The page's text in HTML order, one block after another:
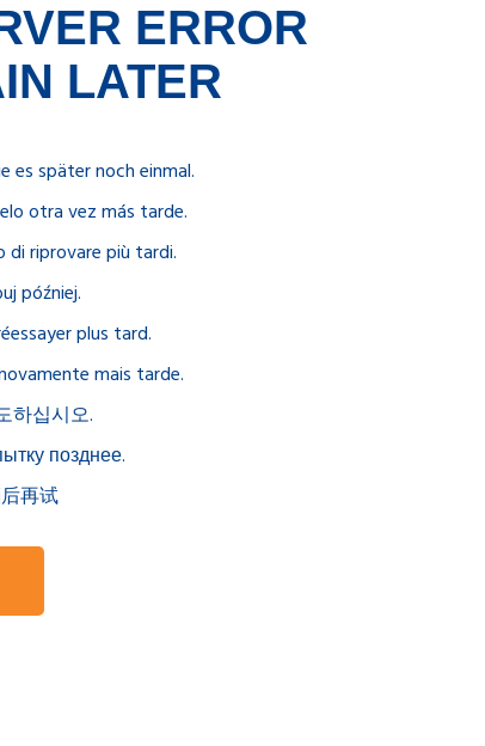
ERROR
LATER
es später noch einmal.
otra vez más tarde.
di riprovare più tardi.
później.
plus tard.
mais tarde.
하십시오.
позднее.
再试